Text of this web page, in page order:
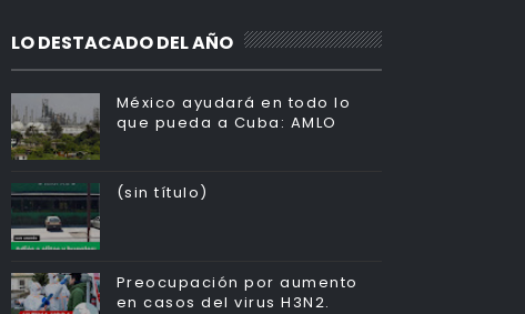
LO DESTACADO DEL AÑO
México ayudará en todo lo
que pueda a Cuba: AMLO
(sin título)
Preocupación por aumento
en casos del virus H3N2.